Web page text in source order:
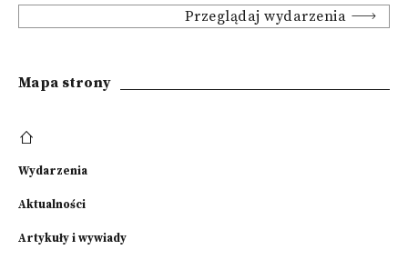
Przeglądaj wydarzenia
Mapa strony
Wydarzenia
Aktualności
Artykuły i wywiady